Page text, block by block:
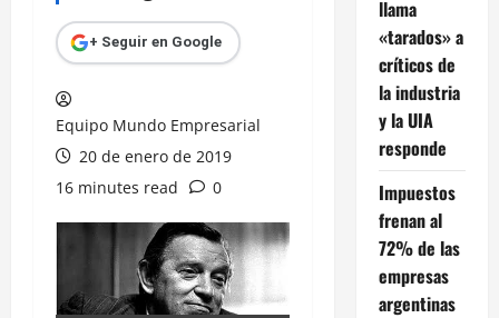
+ Seguir en Google
Equipo Mundo Empresarial
20 de enero de 2019
16 minutes read
0
llama
«tarados» a
críticos de
la industria
y la UIA
responde
Impuestos
frenan al
72% de las
empresas
argentinas